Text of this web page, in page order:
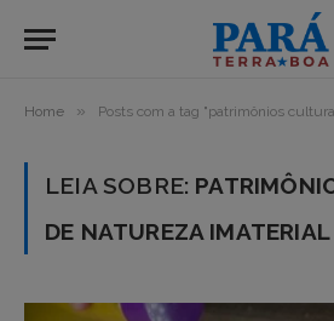
Home » Posts com a tag "patrimônios
LEIA SOBRE:
DE NATUREZA IMATERIAL